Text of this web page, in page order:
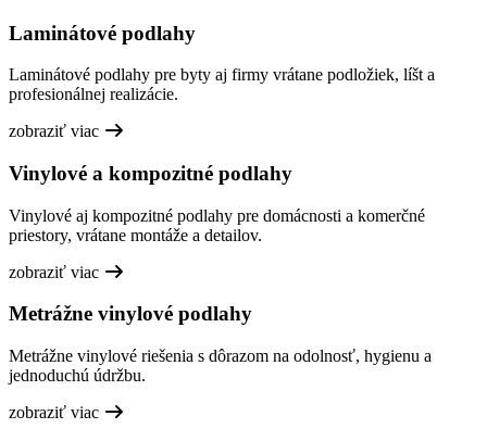
Laminátové podlahy
Laminátové podlahy pre byty aj firmy vrátane podložiek, líšt a
profesionálnej realizácie.
zobraziť viac
Vinylové a kompozitné podlahy
Vinylové aj kompozitné podlahy pre domácnosti a komerčné
priestory, vrátane montáže a detailov.
zobraziť viac
Metrážne vinylové podlahy
Metrážne vinylové riešenia s dôrazom na odolnosť, hygienu a
jednoduchú údržbu.
zobraziť viac